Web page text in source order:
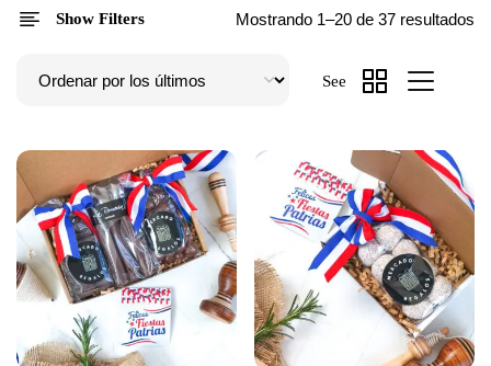
Show Filters Mostrando 1–20 de 37 resultados
See